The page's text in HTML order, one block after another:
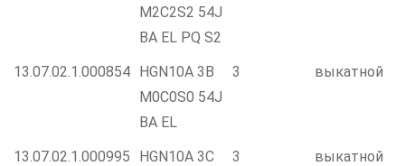
M2C2S2 54J
BA EL PQ S2
13.07.02.1.000854 HGN10A 3B
M0C0S0 54J
BA EL
3 выкатной
13.07.02.1.000995
HGN10A 3C
3 выкатной